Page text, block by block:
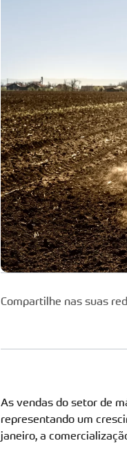
Compartilhe nas suas
As vendas do setor de
representando um
janeiro, a